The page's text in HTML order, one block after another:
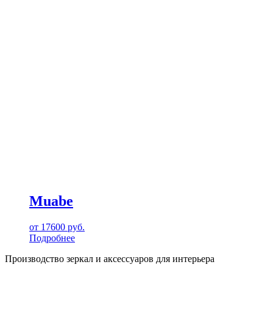
Muabe
от 17600 руб.
Подробнее
Производство зеркал и аксессуаров для интерьера